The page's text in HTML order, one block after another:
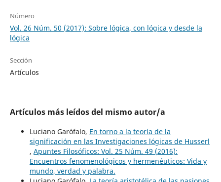
Número
Vol. 26 Núm. 50 (2017): Sobre lógica, con lógica y desde la
lógica
Sección
Artículos
Artículos más leídos del mismo autor/a
Luciano Garófalo, En torno a la teoría de la
significación en las Investigaciones lógicas de Husserl
, Apuntes Filosóficos: Vol. 25 Núm. 49 (2016):
Encuentros fenomenológicos y hermenéuticos: Vida y
mundo, verdad y palabra.